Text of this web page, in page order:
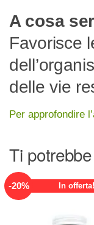
A cosa
Favorisce
delle vie
Per approfondire
Ti
-20% In offerta!